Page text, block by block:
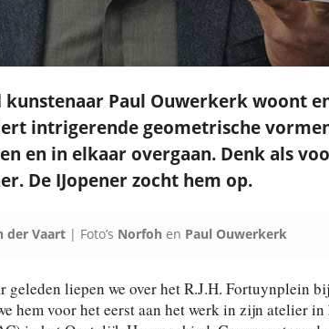
kunstenaar Paul Ouwerkerk woont
intrigerende geometrische
en in elkaar overgaan. Denk als
De IJopener zocht hem op.
der Vaart| Foto’s Norfoh en Paul Ouwerkerk
geleden liepen we over het R.J.H. Fortuynplein
hem voor het eerst aan het werk in zijn atelier